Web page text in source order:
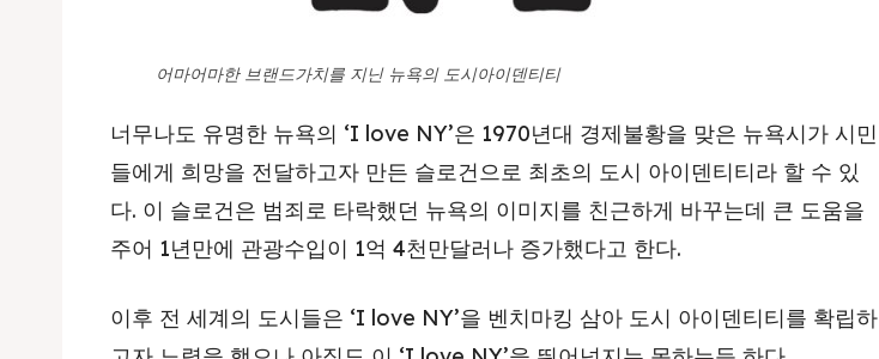
어마어마한 브랜드가치를 지닌 뉴욕의 도시아이덴티티
너무나도 유명한 뉴욕의 ‘I love NY’은 1970년대 경제불황을 맞은 뉴욕시가 시민
들에게 희망을 전달하고자 만든 슬로건으로 최초의 도시 아이덴티티라 할 수 있
다. 이 슬로건은 범죄로 타락했던 뉴욕의 이미지를 친근하게 바꾸는데 큰 도움을
주어 1년만에 관광수입이 1억 4천만달러나 증가했다고 한다.
이후 전 세계의 도시들은 ‘I love NY’을 벤치마킹 삼아 도시 아이덴티티를 확립하